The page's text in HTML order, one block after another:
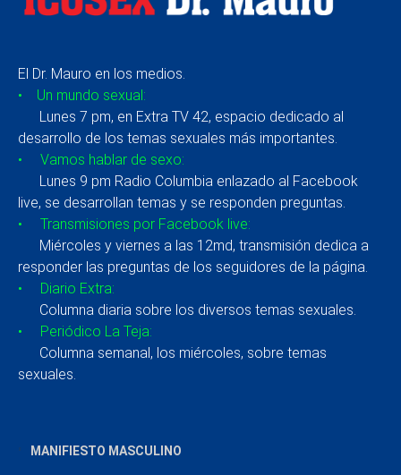
El Dr. Mauro en los medios.
• Un mundo sexual:
Lunes 7 pm, en Extra TV 42, espacio dedicado al
desarrollo de los temas sexuales más importantes.
• Vamos hablar de sexo:
Lunes 9 pm Radio Columbia enlazado al Facebook
live, se desarrollan temas y se responden preguntas.
• Transmisiones por Facebook live:
Miércoles y viernes a las 12md, transmisión dedica a
responder las preguntas de los seguidores de la página.
• Diario Extra:
Columna diaria sobre los diversos temas sexuales.
• Periódico La Teja:
Columna semanal, los miércoles, sobre temas
sexuales.
MANIFIESTO MASCULINO